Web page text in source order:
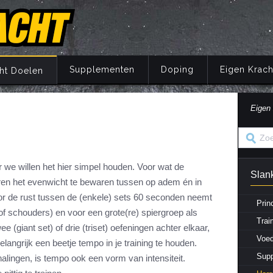
Krachtoefeningen Benen
Krachtoefeningen Armen
Krachtoefeningen Borst
Krachtoefeningen Buik
Krachtoefeningen Rug
Eiwitten
Koolhydraten
Vetten
Vocht
Vitaminen
Doelen
Voeding
Supplementen
Herstel
Mentaal
Supplementen
Herstel
Mentaal
Supplementen Doping
Nuchtere feiten over doping
Veel gestelde vragen
Eigen
Eigen Kracht
we willen het hier simpel houden. Voor wat de
het evenwicht te bewaren tussen op adem én in
de rust tussen de (enkele) sets 60 seconden neemt
schouders) en voor een grote(re) spiergroep als
(giant set) of drie (triset) oefeningen achter elkaar,
een beetje tempo in je training te houden.
is tempo ook een vorm van intensiteit.
Eigen